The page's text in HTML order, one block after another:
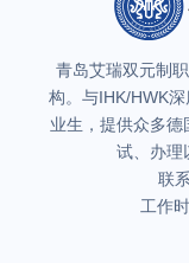
青岛艾瑞双元制
构。与IHK/HWK
业生，提供众多
试、办理
联
工作